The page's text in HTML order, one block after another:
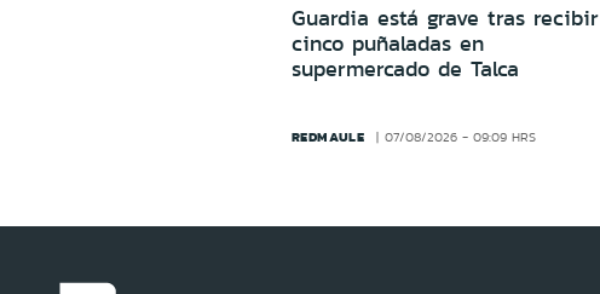
Guardia está grave tras recibir
cinco puñaladas en
supermercado de Talca
REDMAULE 07/08/2026 - 09:09 HRS